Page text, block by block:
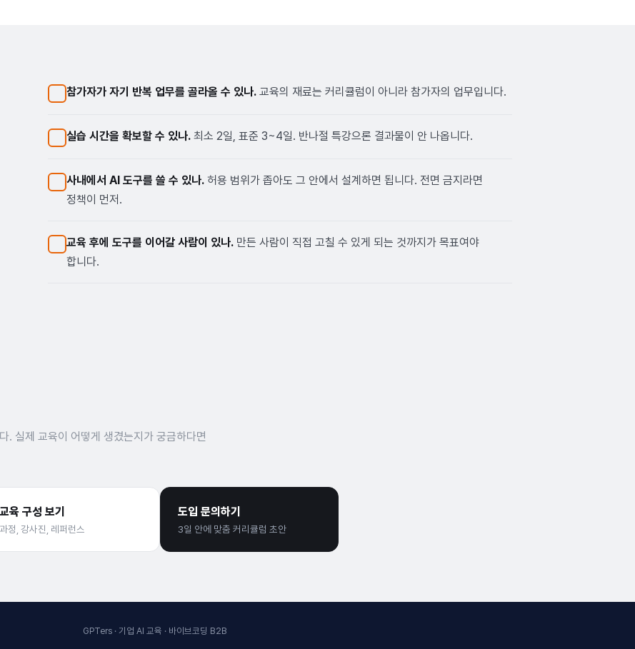
참가자가 자기 반복 업무를 골라올 수 있나. 교육의 재료는 커리큘럼이 아니라 참가자의 업무입니다.
실습 시간을 확보할 수 있나. 최소 2일, 표준 3~4일. 반나절 특강으론 결과물이 안 나옵니다.
사내에서 AI 도구를 쓸 수 있나. 허용 범위가 좁아도 그 안에서 설계하면 됩니다. 전면 금지라면
정책이 먼저.
교육 후에 도구를 이어갈 사람이 있나. 만든 사람이 직접 고칠 수 있게 되는 것까지가 목표여야
합니다.
. 실제 교육이 어떻게 생겼는지가 궁금하다면
교육 구성 보기
과정, 강사진, 레퍼런스
도입 문의하기
3일 안에 맞춤 커리큘럼 초안
GPTers · 기업 AI 교육 · 바이브코딩 B2B